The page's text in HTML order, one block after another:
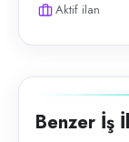
Aktif ilan
Benzer İş